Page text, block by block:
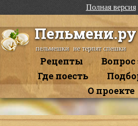
Полная версия
Пельмени.ру
пельмешки не терпят спешки
Рецепты
Вопрос
Где поесть
О проекте